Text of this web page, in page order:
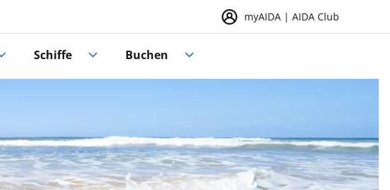
myAIDA | AIDA Club
Schiffe Buchen